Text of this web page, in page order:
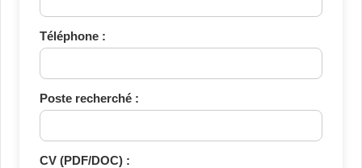
Téléphone :
Poste recherché :
CV (PDF/DOC) :